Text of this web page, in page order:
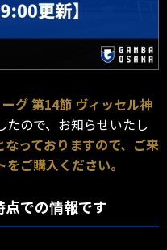
グ 第14節 ヴィッセル神
たので、お知らせいたし
っておりますので、ご来
ご購入ください。
での情報です